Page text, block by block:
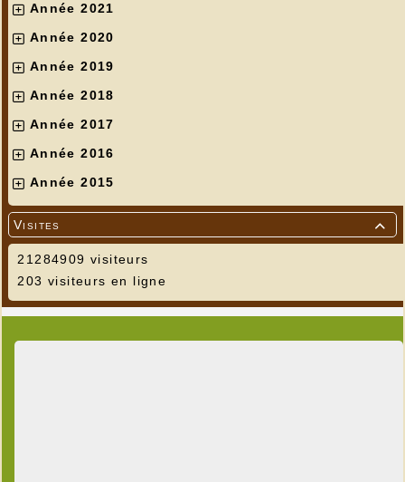
Année 2021
Année 2020
Année 2019
Année 2018
Année 2017
Année 2016
Année 2015

Visites
21284909 visiteurs
203 visiteurs en ligne